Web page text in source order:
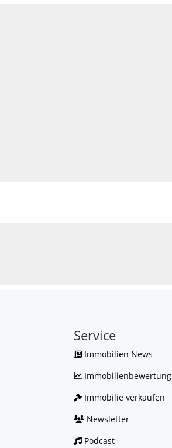
Service
Immobilien News
Immobilienbewertung
Immobilie verkaufen
Newsletter
Podcast